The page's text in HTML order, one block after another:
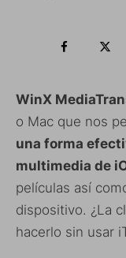
WinX
o Mac que nos
una forma
multimedia de
películas así
dispositivo. ¿La
hacerlo sin usar